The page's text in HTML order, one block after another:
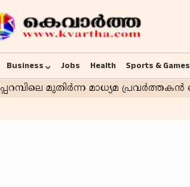
Business Jobs Health Sports & Games